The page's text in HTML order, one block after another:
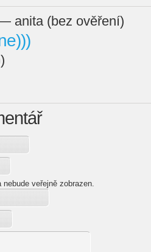
anita (bez ověření)
veřejně zobrazen.